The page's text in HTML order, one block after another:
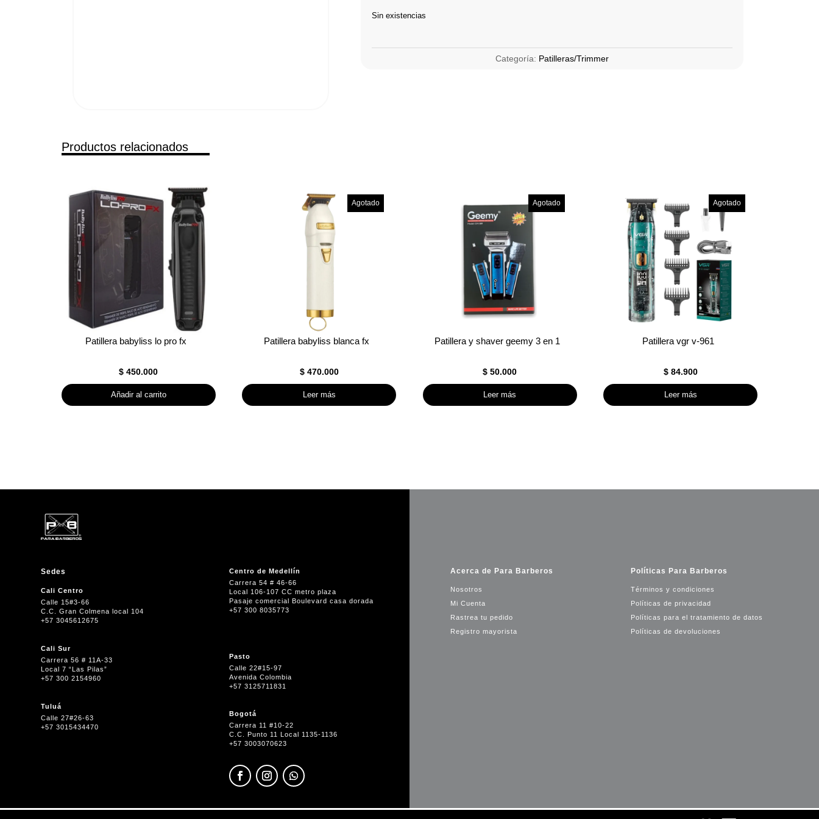
Sin existencias
Categoría: Patilleras/Trimmer
Productos relacionados
Patillera babyliss lo pro fx
$ 450.000
Añadir al carrito
Agotado
Patillera babyliss blanca fx
$470.000
Leer más
Agotado
Patillera y shaver geemy 3 en 1
$ 50.000
Leer más
Agotado
Patillera vgr v-961
$84.900
Leer más
Sedes
Cali Centro
Calle 15#3-66
C.C. Gran Colmena local 104
+57 3045612675
Cali Sur
Carrera 56 # 11A-33
Local 7 “Las Pilas”
+57 300 2154960
Tuluá
Calle 27#26-63
+57 3015434470
Centro de Medellín
Carrera 54 # 46-66
Local 106-107 CC metro plaza
Pasaje comercial Boulevard casa dorada
+57 300 8035773
Pasto
Calle 22#15-97
Avenida Colombia
+57 3125711831
Bogotá
Carrera 11 #10-22
C.C. Punto 11 Local 1135-1136
+57 3003070623
Acerca de Para Barberos
Nosotros
Mi Cuenta
Rastrea tu pedido
Registro mayorista
Políticas Para Barberos
Términos y condiciones
Políticas de privacidad
Políticas para el tratamiento de datos
Políticas de devoluciones